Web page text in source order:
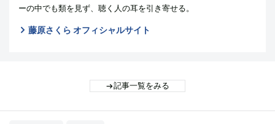
ーの中でも類を見ず、聴く人の耳を引き寄せる。
藤原さくら オフィシャルサイト
記事一覧をみる